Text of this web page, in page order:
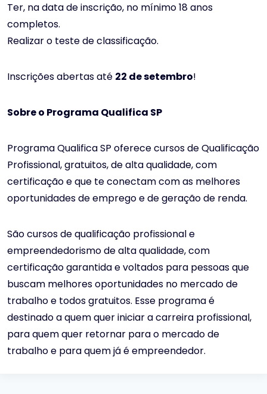
Ter, na data de inscrição, no mínimo 18 anos
completos.
Realizar o teste de classificação.
Inscrições abertas até 22 de setembro!
Sobre o Programa Qualifica SP
Programa Qualifica SP oferece cursos de Qualificação
Profissional, gratuitos, de alta qualidade, com
certificação e que te conectam com as melhores
oportunidades de emprego e de geração de renda.
São cursos de qualificação profissional e
empreendedorismo de alta qualidade, com
certificação garantida e voltados para pessoas que
buscam melhores oportunidades no mercado de
trabalho e todos gratuitos. Esse programa é
destinado a quem quer iniciar a carreira profissional,
para quem quer retornar para o mercado de
trabalho e para quem já é empreendedor.